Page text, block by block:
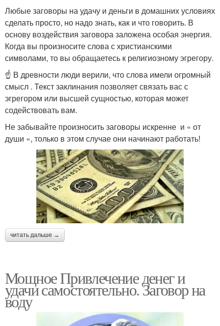
Любые заговоры на удачу и деньги в домашних условиях
сделать просто, но надо знать, как и что говорить. В
основу воздействия заговора заложена особая энергия.
Когда вы произносите слова с христианскими
символами, то вы обращаетесь к религиозному эгрегору.
☝️ В древности люди верили, что слова имели огромный
смысл . Текст заклинания позволяет связать вас с
эгрегором или высшей сущностью, которая может
содействовать вам.
Не забывайте произносить заговоры искренне и « от
души «, только в этом случае они начинают работать!
читать дальше →
Мощное Привлечение денег и
удачи самостоятельно. Заговор на
воду